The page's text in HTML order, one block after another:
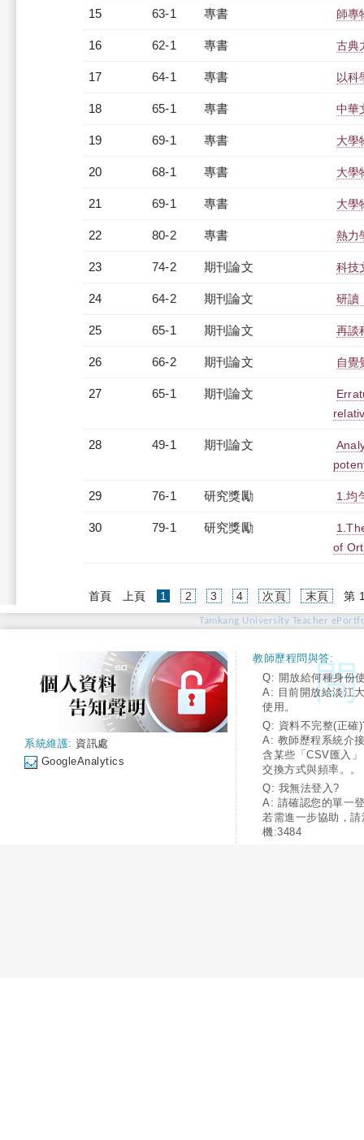
15 63-1 專書 師專
16 62-1 專書 古典
17 64-1 專書 以科
18 65-1 專書 中華
19 69-1 專書 大學
20 68-1 專書 大學
21 69-1 專書 大學
22 80-2 專書 熱力
23 74-2 期刊論文 科技
24 64-2 期刊論文 研讀
25 65-1 期刊論文 再談
26 66-2 期刊論文 自覺
27 65-1 期刊論文
28 49-1 期刊論文
29 76-1 研究獎勵 1.均
30 79-1 研究獎勵
of
首頁 上頁 1 (current)
2 3 4 次頁 末頁 第
Tamkang University Teacher
系統維護: 資訊處
GoogleAnalytics
教師歷程問與答:
Q: 開放給何種身份
A: 目前開放給淡江
使用。
Q: 資料不完整(正確
A: 教師歷程系統介
含某些「CSV匯入
交換方式與頻率。。
Q: 我無法登入?
A: 請確認您的單一
若需進一步協助，
機:3484